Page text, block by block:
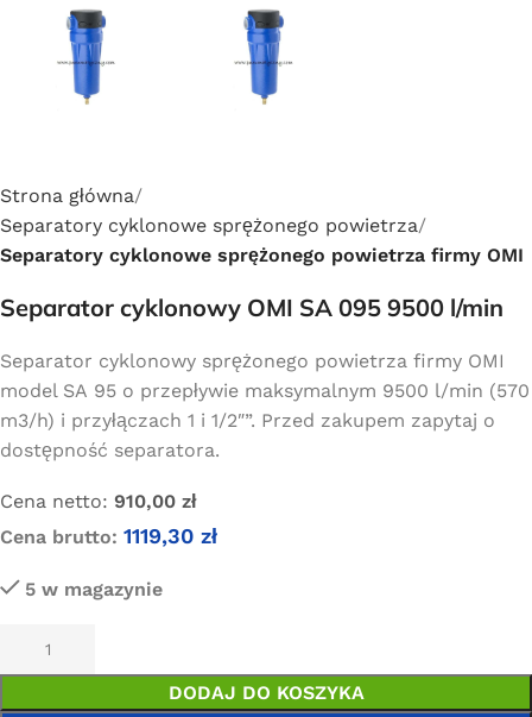
Strona główna
Separatory cyklonowe sprężonego powietrza
Separatory cyklonowe sprężonego powietrza firmy OMI
Separator cyklonowy OMI SA 095 9500 l/min
Separator cyklonowy sprężonego powietrza firmy OMI
model SA 95 o przepływie maksymalnym 9500 l/min (570
m3/h) i przyłączach 1 i 1/2″”. Przed zakupem zapytaj o
dostępność separatora.
Cena netto: 910,00 zł
Cena brutto: 1119,30 zł
5 w magazynie
DODAJ DO KOSZYKA